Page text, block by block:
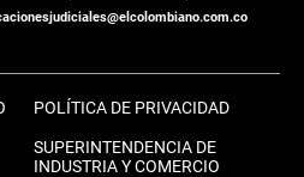
POLÍTICA DE PRIVACIDAD
SUPERINTENDENCIA DE
INDUSTRIA Y COMERCIO